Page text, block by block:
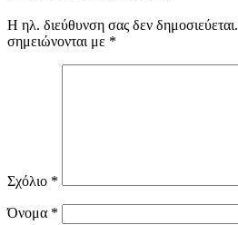
Η ηλ. διεύθυνση σας δεν δημοσιεύεται.
σημειώνονται με *
Σχόλιο *
Όνομα *